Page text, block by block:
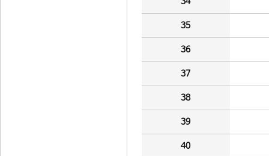
35
36
37
38
39
40